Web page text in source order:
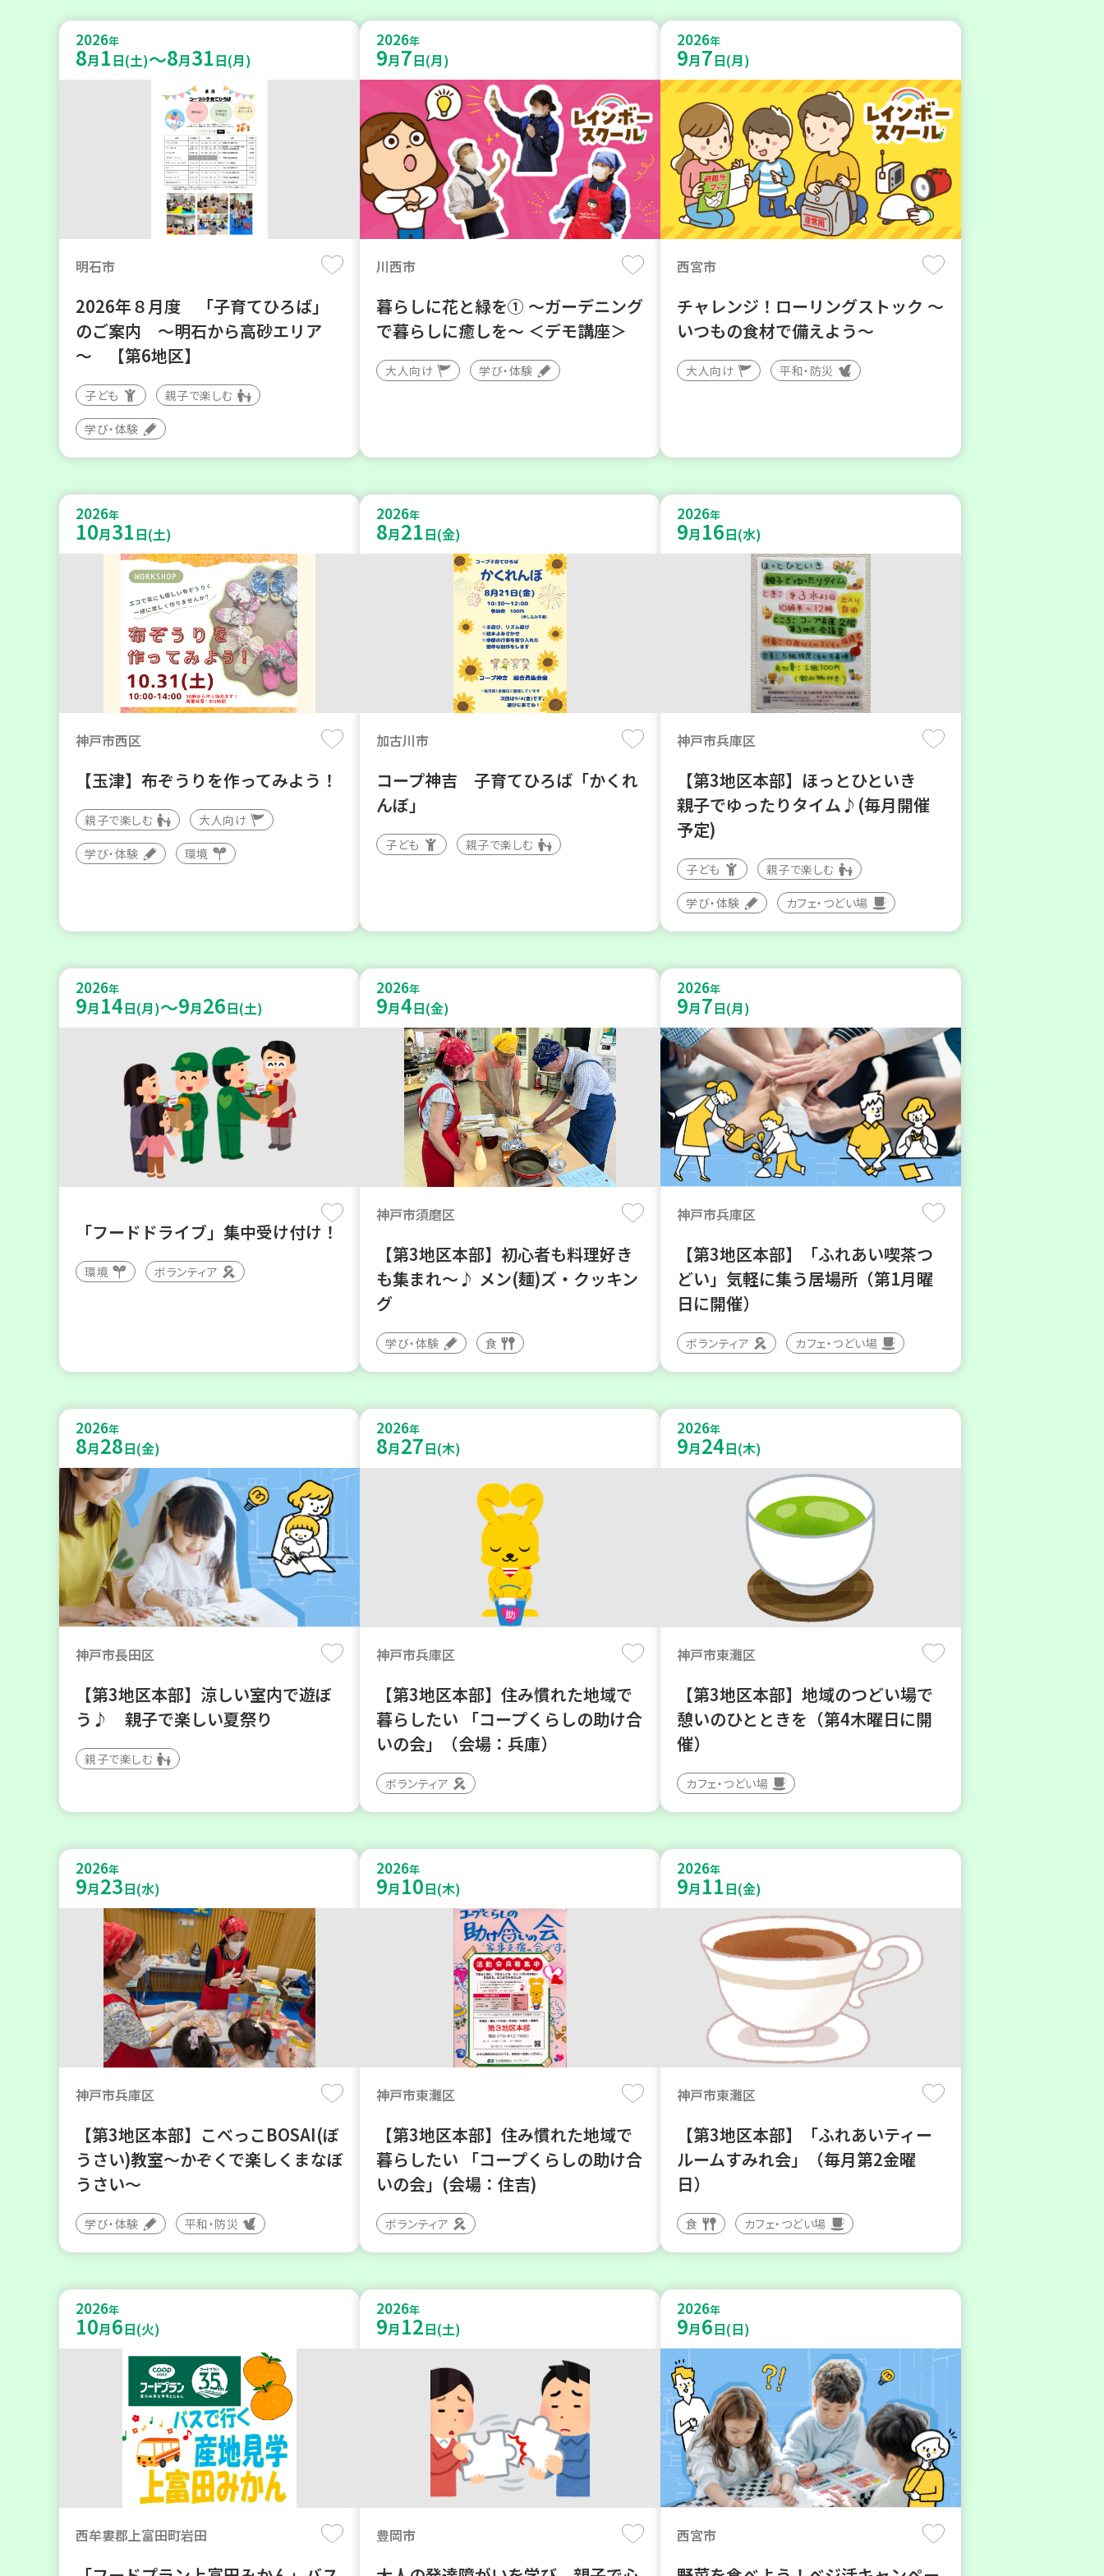
2026年
8月 1日(土)～8月31日(月)
明石市
2026年８月度 「子育てひろば」
のご案内 ～明石から高砂エリア
～ 【第6地区】
子ども 親子で楽しむ
学び・体験
2026年
9月7日(月)
川西市
暮らしに花と緑を① ～ガーデニング
で暮らしに癒しを～ ＜デモ講座＞
大人向け 学び・体験
2026年
9月7日(月)
西宮市
チャレンジ！ローリングストック ～
いつもの食材で備えよう～
大人向け 平和・防災
2026年
10月31日(土)
神戸市西区
【玉津】布ぞうりを作ってみよう！
親子で楽しむ 大人向け
学び・体験 環境
2026年
8月21日(金)
加古川市
コープ神吉 子育てひろば「かくれ
んぼ」
子ども 親子で楽しむ
2026年
9月 16日(水)
神戸市兵庫区
【第3地区本部】ほっとひといき
親子でゆったりタイム♪(毎月開催
予定)
子ども 親子で楽しむ
学び・体験 カフェ・つどい場
2026年
9月 14日(月)～9月26日(土)
「フードドライブ」集中受け付け！
環境 ボランティア
2026年
9月4日(金)
神戸市須磨区
【第3地区本部】初心者も料理好き
も集まれ～♪ メン(麺)ズ・クッキン
グ
学び・体験 食
2026年
9月7日(月)
神戸市兵庫区
【第3地区本部】「ふれあい喫茶つ
どい」気軽に集う居場所（第1月曜
日に開催）
ボランティア カフェ・つどい場
2026年
8月28日(金)
神戸市長田区
【第3地区本部】涼しい室内で遊ぼ
う♪ 親子で楽しい夏祭り
親子で楽しむ
2026年
8月27日(木)
神戸市兵庫区
【第3地区本部】住み慣れた地域で
暮らしたい 「コープくらしの助け合
いの会」（会場：兵庫）
ボランティア
2026年
9月24日(木)
神戸市東灘区
【第3地区本部】地域のつどい場で
憩いのひとときを（第4木曜日に開
催）
カフェ・つどい場
2026年
9月23日(水)
神戸市兵庫区
【第3地区本部】こべっこBOSAI(ぼ
うさい)教室～かぞくで楽しくまなぼ
うさい～
学び・体験 平和・防災
2026年
9月 10日(木)
神戸市東灘区
【第3地区本部】住み慣れた地域で
暮らしたい 「コープくらしの助け合
いの会」(会場：住吉)
ボランティア
2026年
9月 11日(金)
神戸市東灘区
【第3地区本部】「ふれあいティー
ルームすみれ会」（毎月第2金曜
日）
食 カフェ・つどい場
2026年
10月6日(火)
西牟婁郡上富田町岩田
2026年
9月 12日(土)
豊岡市
2026年
9月6日(日)
西宮市